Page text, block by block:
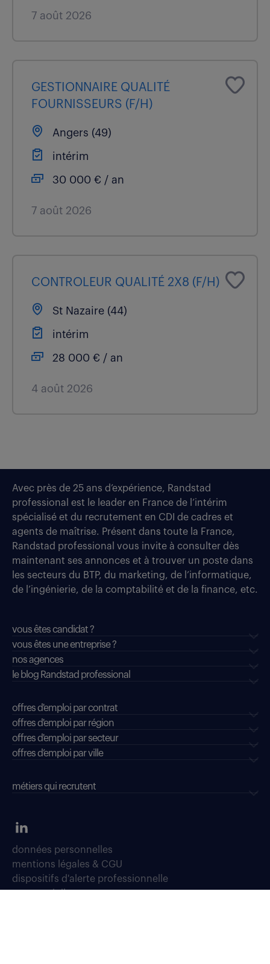
7 août 2026
GESTIONNAIRE QUALITÉ
FOURNISSEURS (F/H)
Angers (49)
intérim
30 000 € / an
7 août 2026
CONTROLEUR QUALITÉ 2X8 (F/H)
St Nazaire (44)
intérim
28 000 € / an
4 août 2026
Avec près de 25 ans d’expérience, Randstad
professional est le leader en France de l’intérim
spécialisé et du recrutement en CDI de cadres et
agents de maîtrise. Présent dans toute la France,
Randstad professional vous invite à consulter dès
maintenant ses annonces et à trouver un poste dans
les secteurs du BTP, du marketing, de l’informatique,
de l’ingénierie, de la comptabilité et de la finance, etc.
vous êtes candidat ?
vous êtes une entreprise ?
nos agences
le blog Randstad professional
offres d'emploi par contrat
offres d'emploi par région
offres d'emploi par secteur
offres d’emploi par ville
métiers qui recrutent
données personnelles
mentions légales & CGU
dispositifs d'alerte professionnelle